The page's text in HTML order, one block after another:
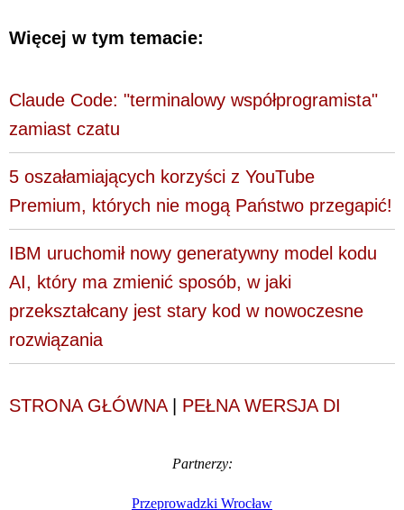
Więcej w tym temacie:
Claude Code: "terminalowy współprogramista"
zamiast czatu
5 oszałamiających korzyści z YouTube
Premium, których nie mogą Państwo przegapić!
IBM uruchomił nowy generatywny model kodu
AI, który ma zmienić sposób, w jaki
przekształcany jest stary kod w nowoczesne
rozwiązania
STRONA GŁÓWNA| PEŁNA WERSJA DI
Partnerzy:
Przeprowadzki Wrocław